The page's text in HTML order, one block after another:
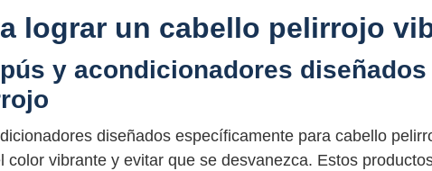
lograr un cabello pelirrojo
y acondicionadores diseñados
diseñados específicamente para cabello
color vibrante y evitar que se desvanezca. Estos